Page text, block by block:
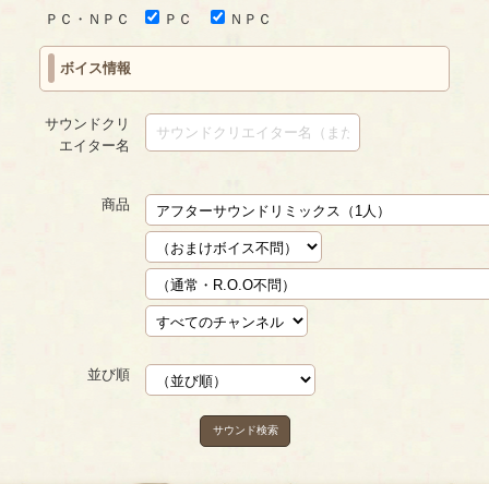
ＰＣ・ＮＰＣ ＰＣ ＮＰＣ
ボイス情報
サウンドクリ
エイター名
商品
並び順
サウンド検索